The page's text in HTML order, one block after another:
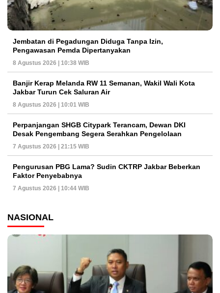
Jembatan di Pegadungan Diduga Tanpa Izin,
Pengawasan Pemda Dipertanyakan
8 Agustus 2026 | 10:38 WIB
Banjir Kerap Melanda RW 11 Semanan, Wakil Wali Kota
Jakbar Turun Cek Saluran Air
8 Agustus 2026 | 10:01 WIB
Perpanjangan SHGB Citypark Terancam, Dewan DKI
Desak Pengembang Segera Serahkan Pengelolaan
7 Agustus 2026 | 21:15 WIB
Pengurusan PBG Lama? Sudin CKTRP Jakbar Beberkan
Faktor Penyebabnya
7 Agustus 2026 | 10:44 WIB
NASIONAL